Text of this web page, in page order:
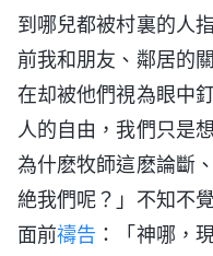
到哪兒都被村裏的人
前我和朋友、鄰居的
在却被他們視為眼中
人的自由，我們只是
為什麽牧師這麽論斷
絶我們呢？」不知不
面前禱告 ：「神哪，